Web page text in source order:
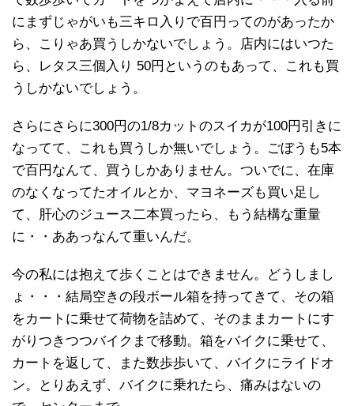
にまずじゃがいも三キロ入りで百円ってのがあったか
ら、こりゃあ買うしかないでしょう。店内にはいつた
ら、レタス三個入り 50円というのもあって、これも買
うしかないでしょう。
さらにさらに300円の1/8カットのスイカが100円引きに
なってて、これも買うしか無いでしょう。ごぼうも5本
で百円なんて、買うしかありません。ついでに、在庫
のなくなってたオイルとか、マヨネーズも買い足し
て、肝心のジュース二本買ったら、もう結構な重量
に・・ああっなんて重いんだ。
今の私には抱えて歩くことはできません。どうしまし
ょ・・・結局空きの段ボール箱を持ってきて、その箱
をカートに乗せて荷物を詰めて、そのままカートにす
がりつきつつバイクまで移動。箱をバイクに乗せて、
カートを返して、また数歩歩いて、バイクにライドオ
ン。とりあえず、バイクに乗れたら、痛みはないの